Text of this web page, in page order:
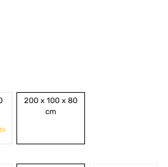
200 x 100 x 80
cm